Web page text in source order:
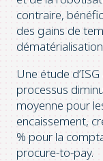
contraire,
des gains de
Une étude
processus
moyenne pour
encaissement,
% pour la
procure-to-pay.